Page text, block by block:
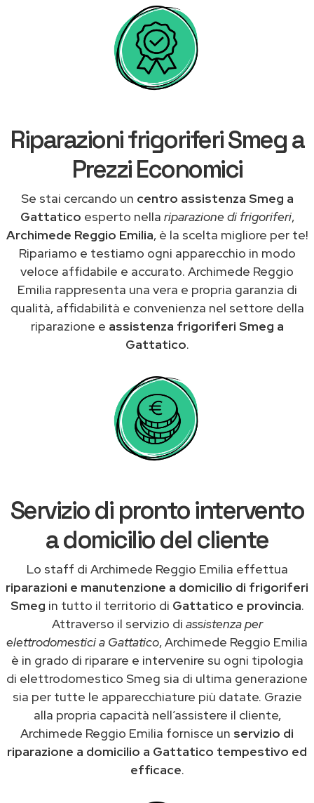
Riparazioni frigoriferi Smeg a
Prezzi Economici
Se stai cercando un centro assistenza Smeg a
Gattatico esperto nella riparazione di frigoriferi,
Archimede Reggio Emilia, è la scelta migliore per te!
Ripariamo e testiamo ogni apparecchio in modo
veloce affidabile e accurato. Archimede Reggio
Emilia rappresenta una vera e propria garanzia di
qualità, affidabilità e convenienza nel settore della
riparazione e assistenza frigoriferi Smeg a
Gattatico.
Servizio di pronto intervento
a domicilio del cliente
Lo staff di Archimede Reggio Emilia effettua
riparazioni e manutenzione a domicilio di frigoriferi
Smeg in tutto il territorio di Gattatico e provincia.
Attraverso il servizio di assistenza per
elettrodomestici a Gattatico, Archimede Reggio Emilia
è in grado di riparare e intervenire su ogni tipologia
di elettrodomestico Smeg sia di ultima generazione
sia per tutte le apparecchiature più datate. Grazie
alla propria capacità nell’assistere il cliente,
Archimede Reggio Emilia fornisce un servizio di
riparazione a domicilio a Gattatico tempestivo ed
efficace.